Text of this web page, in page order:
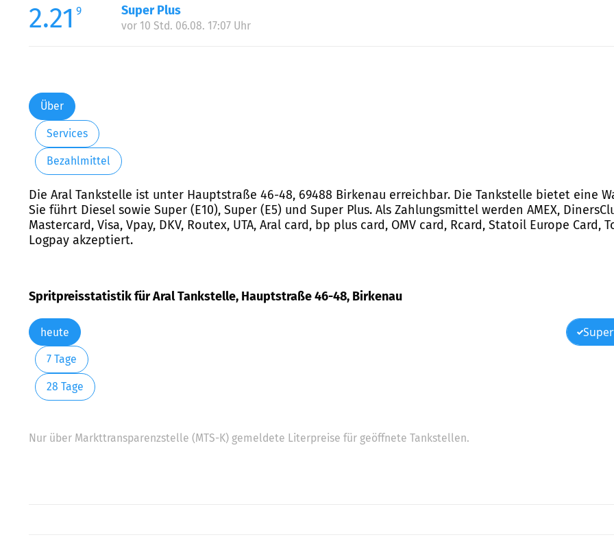
2.21 9 Super Plus
vor 10 Std. 06.08. 17:07 Uhr
Über
Services
Bezahlmittel
Die Aral Tankstelle ist unter Hauptstraße 46-48, 69488 Birkenau erreichbar. Die Tankstelle bietet eine
Sie führt Diesel sowie Super (E10), Super (E5) und Super Plus. Als Zahlungsmittel werden AMEX,
Mastercard, Visa, Vpay, DKV, Routex, UTA, Aral card, bp plus card, OMV card, Rcard, Statoil Europe Card,
Logpay akzeptiert.
Spritpreisstatistik für Aral Tankstelle, Hauptstraße 46-48, Birkenau
heute
7 Tage
28 Tage
Nur über Markttransparenzstelle (MTS-K) gemeldete Literpreise für geöffnete Tankstellen.